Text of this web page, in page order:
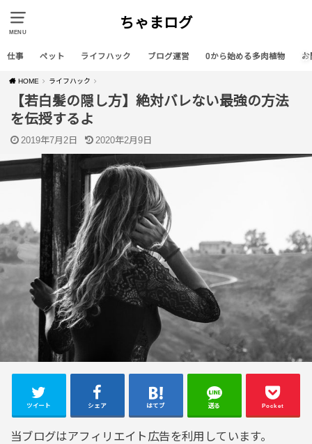
MENU
ちゃまログ
仕事 ペット ライフハック ブログ運営 0から始める多肉植物 お
HOME ライフハック
【若白髪の隠し方】絶対バレない最強の方法
を伝授するよ
2019年7月2日 2020年2月9日
ツイート シェア はてブ 送る Pocket
当ブログはアフィリエイト広告を利用しています。